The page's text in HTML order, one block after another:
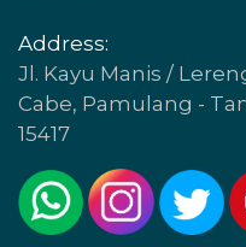
Address:
Jl. Kayu Manis /
Cabe, Pamulang -
15417